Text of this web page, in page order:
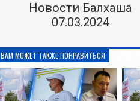
Новости Балхаша
07.03.2024
ВАМ МОЖЕТ ТАКЖЕ ПОНРАВИТЬСЯ